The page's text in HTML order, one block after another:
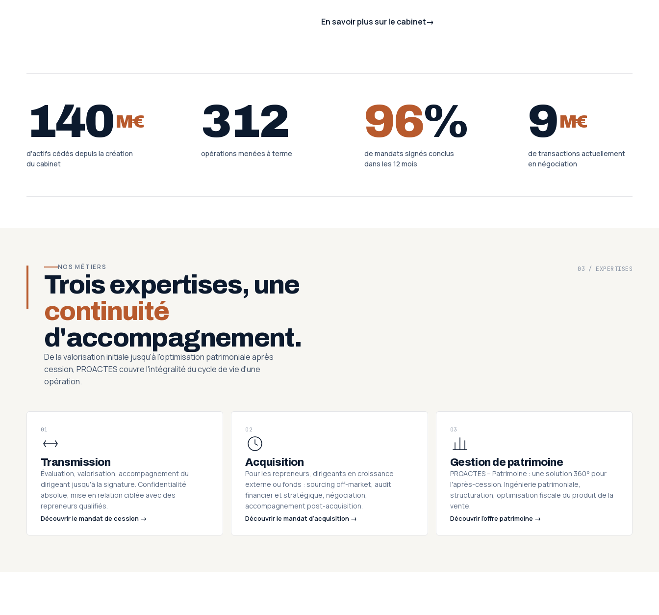
En savoir plus sur le cabinet→
140M€
d'actifs cédés depuis la création
du cabinet
312
opérations menées à terme
96%
de mandats signés conclus
dans les 12 mois
9M€
de transactions actuellement
en négociation
NOS MÉTIERS
Trois expertises, une
continuité
d'accompagnement.
De la valorisation initiale jusqu'à l'optimisation patrimoniale après
cession, PROACTES couvre l'intégralité du cycle de vie d'une
opération.
03 / EXPERTISES
01
Transmission
Évaluation, valorisation, accompagnement du
dirigeant jusqu'à la signature. Confidentialité
absolue, mise en relation ciblée avec des
repreneurs qualifiés.
Découvrir le mandat de cession →
02
Acquisition
Pour les repreneurs, dirigeants en croissance
externe ou fonds : sourcing off-market, audit
financier et stratégique, négociation,
accompagnement post-acquisition.
Découvrir le mandat d'acquisition →
03
Gestion de patrimoine
PROACTES – Patrimoine : une solution 360° pour
l'après-cession. Ingénierie patrimoniale,
structuration, optimisation fiscale du produit de la
vente.
Découvrir l'offre patrimoine →